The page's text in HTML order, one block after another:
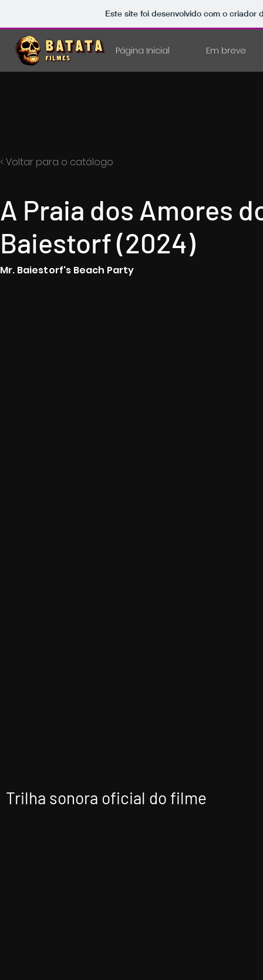
Este site foi desenvolvido com o criador
Página Inicial Em breve
< Voltar para o catálogo
A Praia dos Amores
Baiestorf (2024)
Mr. Baiestorf's Beach Party
Trilha sonora oficial do filme